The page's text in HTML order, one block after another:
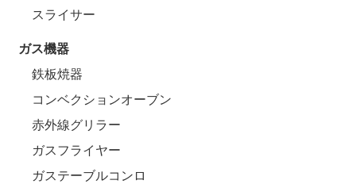
スライサー
ガス機器
鉄板焼器
コンベクションオーブン
赤外線グリラー
ガスフライヤー
ガステーブルコンロ